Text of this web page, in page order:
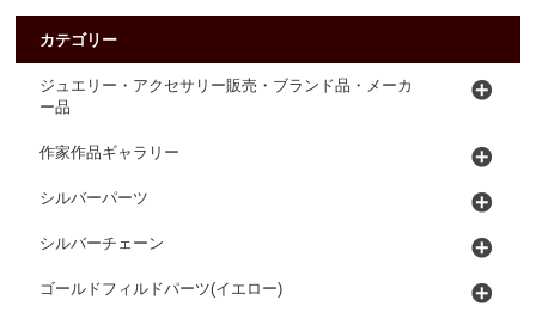
カテゴリー
ジュエリー・アクセサリー販売・ブランド品・メーカ
ー品
作家作品ギャラリー
シルバーパーツ
シルバーチェーン
ゴールドフィルドパーツ(イエロー)